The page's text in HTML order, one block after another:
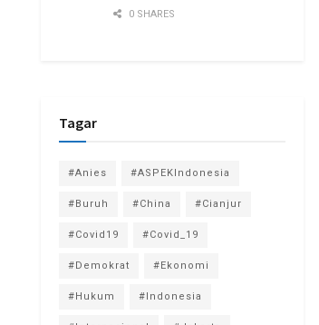
0 SHARES
Tagar
#Anies #ASPEKIndonesia
#Buruh #China #Cianjur
#Covid19 #Covid_19
#Demokrat #Ekonomi
#Hukum #Indonesia